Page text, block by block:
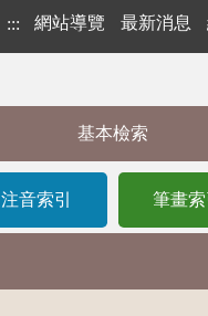
::: 網站導覽 最新消息
基本檢索
注音索引 筆畫